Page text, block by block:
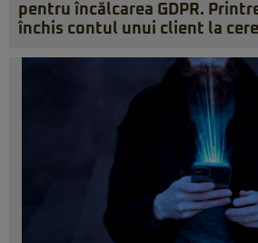
pentru încălcarea GDPR.
închis contul unui client la